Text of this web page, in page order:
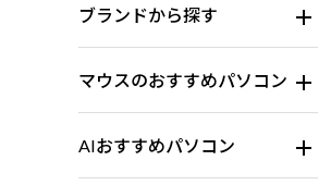
ブランドから探す
マウスのおすすめパソコン
AIおすすめパソコン